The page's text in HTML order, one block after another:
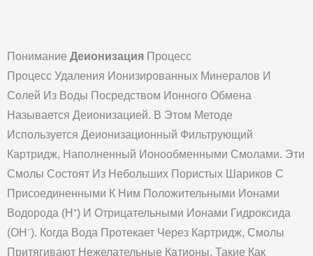
Понимание Деионизация Процесс
Процесс Удаления Ионизированных Минералов И
Солей Из Воды Посредством Ионного Обмена
Называется Деионизацией. В Этом Методе
Используется Деионизационный Фильтрующий
Картридж, Наполненный Ионообменными Смолами. Эти
Смолы Состоят Из Небольших Пористых Шариков С
Присоединенными К Ним Положительными Ионами
Водорода (H⁺) И Отрицательными Ионами Гидроксида
(OH⁻). Когда Вода Протекает Через Картридж, Смолы
Притягивают Нежелательные Катионы, Такие Как